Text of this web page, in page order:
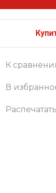
К
В
Распечатать